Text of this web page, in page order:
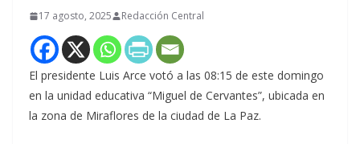
17 agosto, 2025 Redacción Central
El presidente Luis Arce votó a las 08:15 de este domingo
en la unidad educativa “Miguel de Cervantes”, ubicada en
la zona de Miraflores de la ciudad de La Paz.